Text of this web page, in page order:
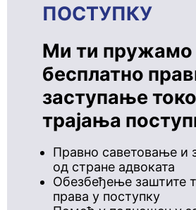
ПОСТУПКУ
Ми ти пружамо
бесплатно
заступање
трајања
Правно саветовање и
од стране адвоката
Обезбеђење заштите
права у поступку